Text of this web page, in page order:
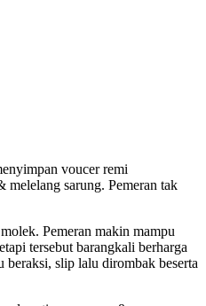
voucer remi
melelang sarung. Pemeran tak
Pemeran makin mampu
tersebut barangkali berharga
beraksi, slip lalu dirombak beserta